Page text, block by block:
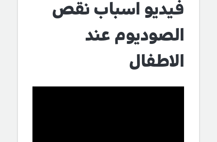
فيديو اسباب نقص
الصوديوم عند
الاطفال